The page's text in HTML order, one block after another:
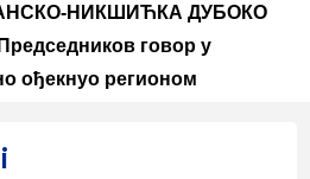
НИКШИЋКА ДУБОКО
говор у
ођекнуо регионом